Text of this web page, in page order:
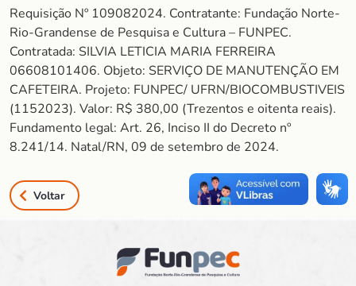
Requisição Nº 109082024. Contratante: Fundação Norte-
Rio-Grandense de Pesquisa e Cultura – FUNPEC.
Contratada: SILVIA LETICIA MARIA FERREIRA
06608101406. Objeto: SERVIÇO DE MANUTENÇÃO EM
CAFETEIRA. Projeto: FUNPEC/ UFRN/BIOCOMBUSTIVEIS
(1152023). Valor: R$ 380,00 (Trezentos e oitenta reais).
Fundamento legal: Art. 26, Inciso II do Decreto nº
8.241/14. Natal/RN, 09 de setembro de 2024.
Voltar